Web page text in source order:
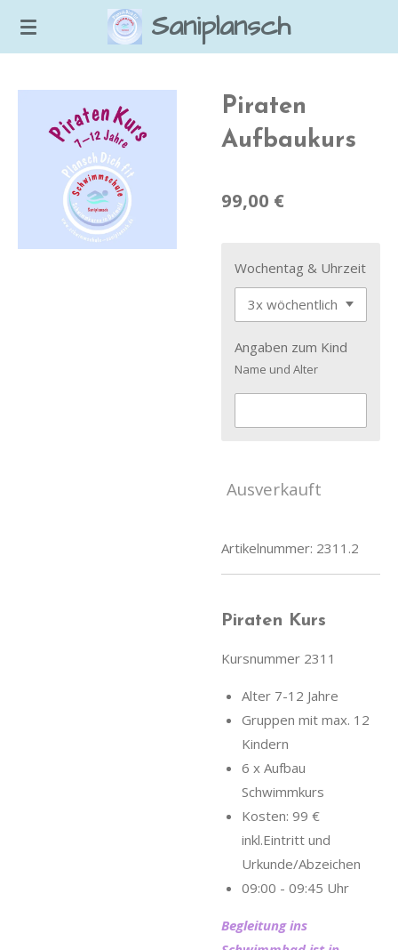
Zum
Saniplansch
Piraten
Aufbaukurs
99,00 €
Wochentag & Uhrzeit
Angaben zum Kind
Name und Alter
Ausverkauft
Artikelnummer: 2311.2
Piraten Kurs
Kursnummer 2311
Alter 7-12 Jahre
Gruppen mit max. 12
Kindern
6 x Aufbau
Schwimmkurs
Kosten: 99 €
inkl.Eintritt und
Urkunde/Abzeichen
09:00 - 09:45 Uhr
Begleitung ins